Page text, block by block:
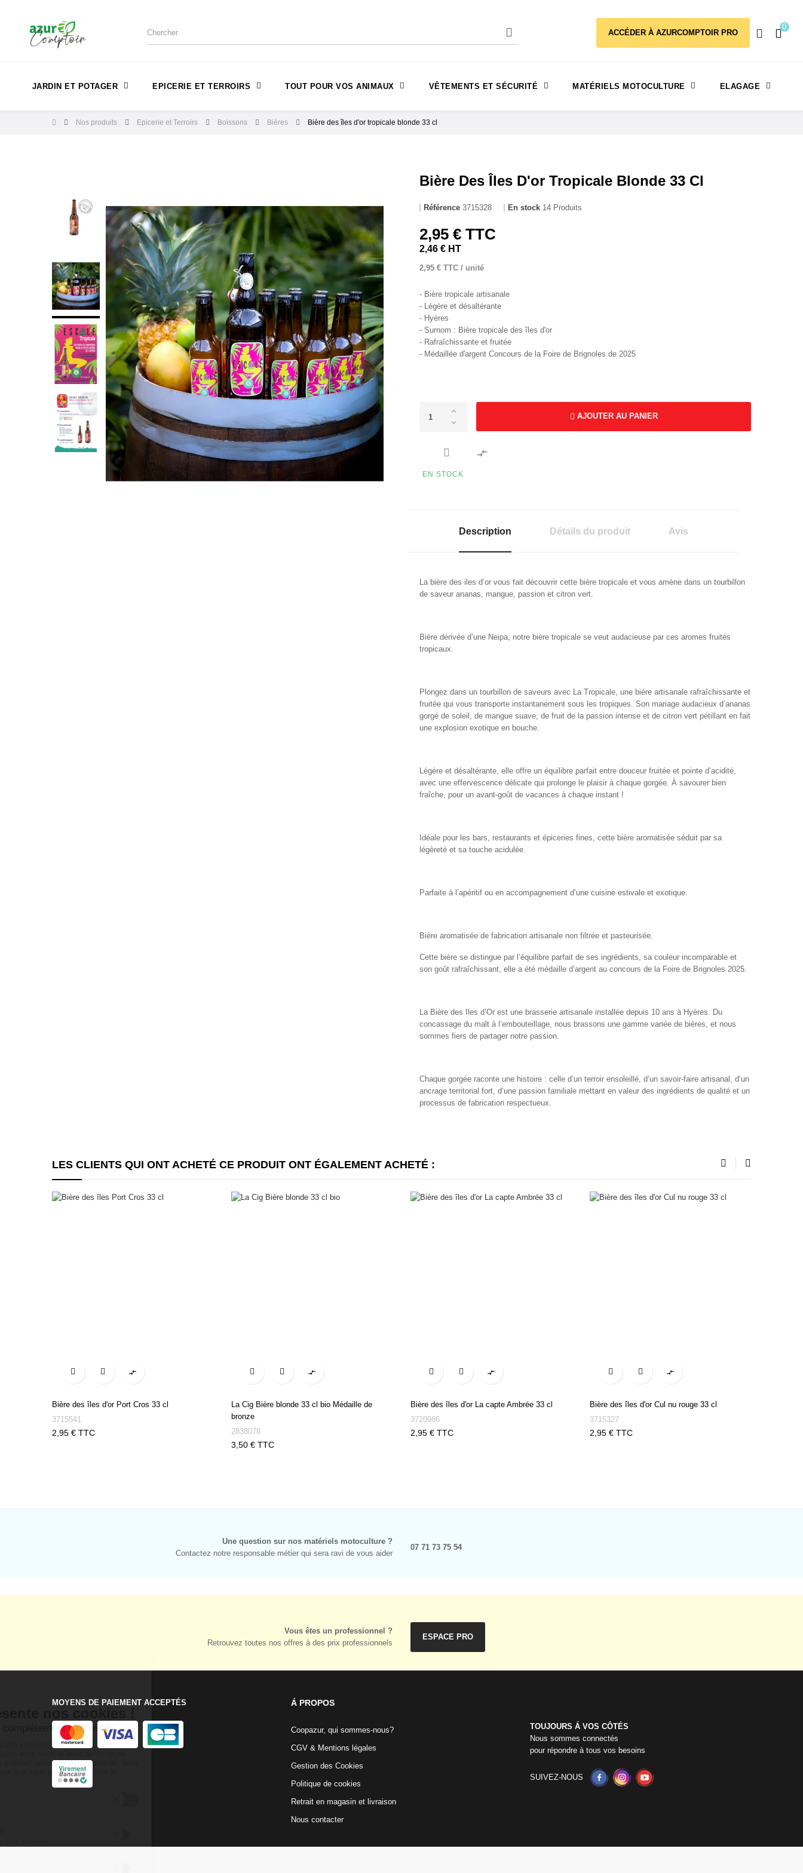
ACCÉDER À AZURCOMPTOIR PRO
0
JARDIN ET POTAGER EPICERIE ET TERROIRS TOUT POUR VOS ANIMAUX VÊTEMENTS ET SÉCURITÉ MATÉRIELS MOTOCULTURE ELAGAGE
Nos produits Epicerie et Terroirs Boissons Bières Bière des îles d'or tropicale blonde 33 cl
Bière Des Îles D'or Tropicale Blonde 33 Cl
Référence 3715328 En stock 14 Produits
2,95 € TTC
2,46 € HT
2,95 € TTC / unité
- Bière tropicale artisanale
- Légère et désaltérante
- Hyères
- Surnom : Bière tropicale des îles d'or
- Rafraîchissante et fruitée
- Médaillée d'argent Concours de la Foire de Brignoles de 2025
AJOUTER AU PANIER

EN STOCK
Description Détails du produit Avis
La bière des iles d’or vous fait découvrir cette bière tropicale et vous amène dans un tourbillon
de saveur ananas, mangue, passion et citron vert.
Bière dérivée d’une Neipa, notre bière tropicale se veut audacieuse par ces aromes fruités
tropicaux.
Plongez dans un tourbillon de saveurs avec La Tropicale, une bière artisanale rafraîchissante et
fruitée qui vous transporte instantanément sous les tropiques. Son mariage audacieux d’ananas
gorgé de soleil, de mangue suave, de fruit de la passion intense et de citron vert pétillant en fait
une explosion exotique en bouche.
Légère et désaltérante, elle offre un équilibre parfait entre douceur fruitée et pointe d’acidité,
avec une effervescence délicate qui prolonge le plaisir à chaque gorgée. À savourer bien
fraîche, pour un avant-goût de vacances à chaque instant !
Idéale pour les bars, restaurants et épiceries fines, cette bière aromatisée séduit par sa
légèreté et sa touche acidulée.
Parfaite à l’apéritif ou en accompagnement d’une cuisine estivale et exotique.
Bière aromatisée de fabrication artisanale non filtrée et pasteurisée.
Cette bière se distingue par l’équilibre parfait de ses ingrédients, sa couleur incomparable et
son goût rafraîchissant, elle a été médaille d’argent au concours de la Foire de Brignoles 2025.
La Bière des Iles d’Or est une brasserie artisanale installée depuis 10 ans à Hyères. Du
concassage du malt à l’embouteillage, nous brassons une gamme variée de bières, et nous
sommes fiers de partager notre passion.
Chaque gorgée raconte une histoire : celle d’un terroir ensoleillé, d’un savoir-faire artisanal, d’un
ancrage territorial fort, d’une passion familiale mettant en valeur des ingrédients de qualité et un
processus de fabrication respectueux.
LES CLIENTS QUI ONT ACHETÉ CE PRODUIT ONT ÉGALEMENT ACHETÉ :

Bière des îles d'or Port Cros 33 cl
3715541
Prix
2,95 € TTC

La Cig Bière blonde 33 cl bio Médaille de
bronze
2838078
Prix
3,50 € TTC

Bière des îles d'or La capte Ambrée 33 cl
3720986
Prix
2,95 € TTC

Bière des îles d'or Cul nu rouge 33 cl
3715327
Prix
2,95 € TTC
Une question sur nos matériels motoculture ?
Contactez notre responsable métier qui sera ravi de vous aider
07 71 73 75 54
Vous êtes un professionnel ?
Retrouvez toutes nos offres à des prix professionnels
ESPACE PRO
MOYENS DE PAIEMENT ACCEPTÉS Á PROPOS
Coopazur, qui sommes-nous?
CGV & Mentions légales
Gestion des Cookies
Politique de cookies
Retrait en magasin et livraison
Nous contacter
TOUJOURS Á VOS CÔTÉS
Nous sommes connectés
pour répondre à tous vos besoins
SUIVEZ-NOUS